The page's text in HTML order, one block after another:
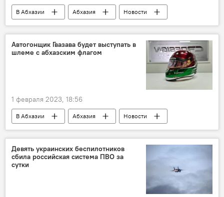
В Абхазии Абхазия Новости
Автогонщик Гвазава будет выступать в
шлеме с абхазским флагом
1 февраля 2023, 18:56
В Абхазии Абхазия
Новости
Дмитрий Гвазава
Девять украинских беспилотников
сбила российская система ПВО за
сутки